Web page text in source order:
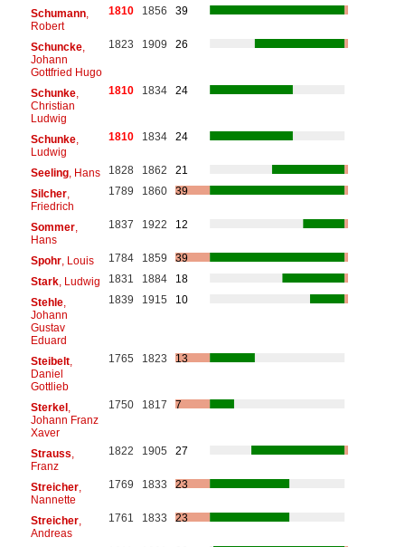
Schumann,
Robert
1810 1856 39
Schuncke,
Johann
Gottfried Hugo
1823 1909 26
Schunke,
Christian
Ludwig
1810 1834 24
Schunke,
Ludwig
1810 1834 24
Seeling, Hans 1828 1862
21
Silcher,
Friedrich
1789 1860 39
Sommer,
Hans
1837 1922 12
Spohr, Louis 1784 1859
39
Stark, Ludwig 1831 1884
18
Stehle,
Johann
Gustav
Eduard
1839 1915 10
Steibelt,
Daniel
Gottlieb
1765 1823 13
Sterkel,
Johann Franz
Xaver
1750 1817 7
Strauss
Franz
1822 1905 27
Streicher,
Nannette
1769 1833 23
Streicher,
Andreas
1761 1833 23